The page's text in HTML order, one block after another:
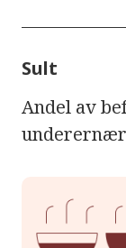
Sult
Andel av